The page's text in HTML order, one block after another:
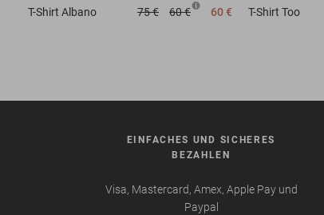
T-Shirt Albano 75 € 60 € 60 € T-Shirt Too
EINFACHES UND SICHERES
BEZAHLEN
Visa, Mastercard, Amex, Apple Pay und
Paypal